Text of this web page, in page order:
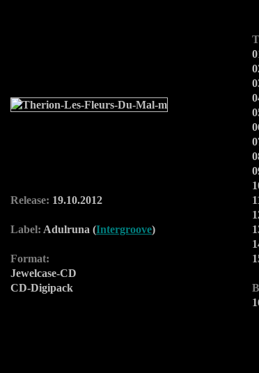
Release: 19.10.2012
Label: Adulruna (Intergroove)
Format:
Jewelcase-CD
CD-Digipack